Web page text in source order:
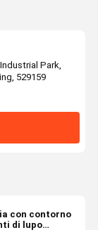
Park,
529159
con contorno
di lupo